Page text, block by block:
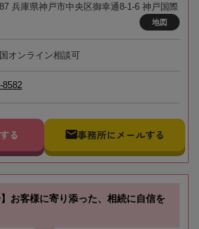
兵庫県神戸市中央区御幸通8-1-6 神戸国際
地図
オンライン相談可
8582
る 事務所にメールする
】お客様に寄り添った、相続に自信を